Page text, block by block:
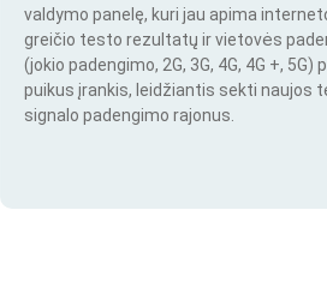
valdymo panelę, kuri jau apima
greičio testo rezultatų ir vietovės
(jokio padengimo, 2G, 3G, 4G, 4G +,
puikus įrankis, leidžiantis sekti naujos
signalo padengimo rajonus.